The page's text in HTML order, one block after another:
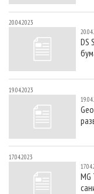
20.04.2023
DS
19.04.2023
17.04.2023